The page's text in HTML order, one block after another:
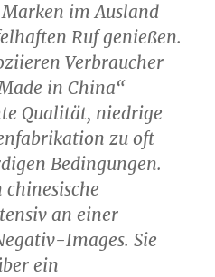
im Ausland
Ruf genießen.
Verbraucher
in China“
Qualität, niedrige
zu oft
Bedingungen.
chinesische
an einer
Images. Sie
ein